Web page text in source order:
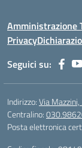
Amministrazione
Privacy
Seguici su:
Indirizzo:Via
Centralino:
Posta elettronica